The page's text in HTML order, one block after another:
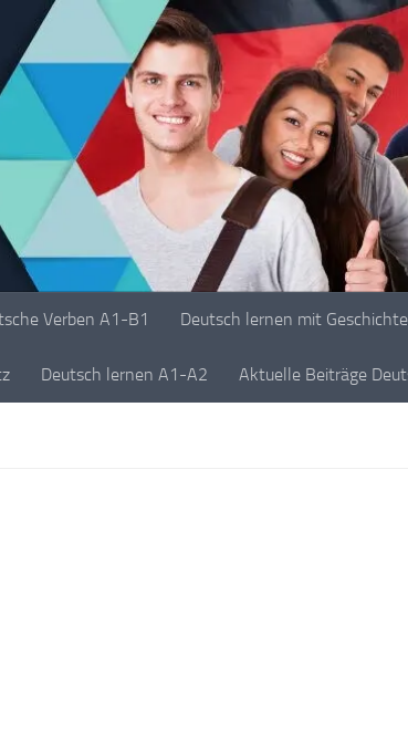
Verben A1-B1 Deutsch lernen mit
Deutsch lernen A1-A2 Aktuelle Beiträge